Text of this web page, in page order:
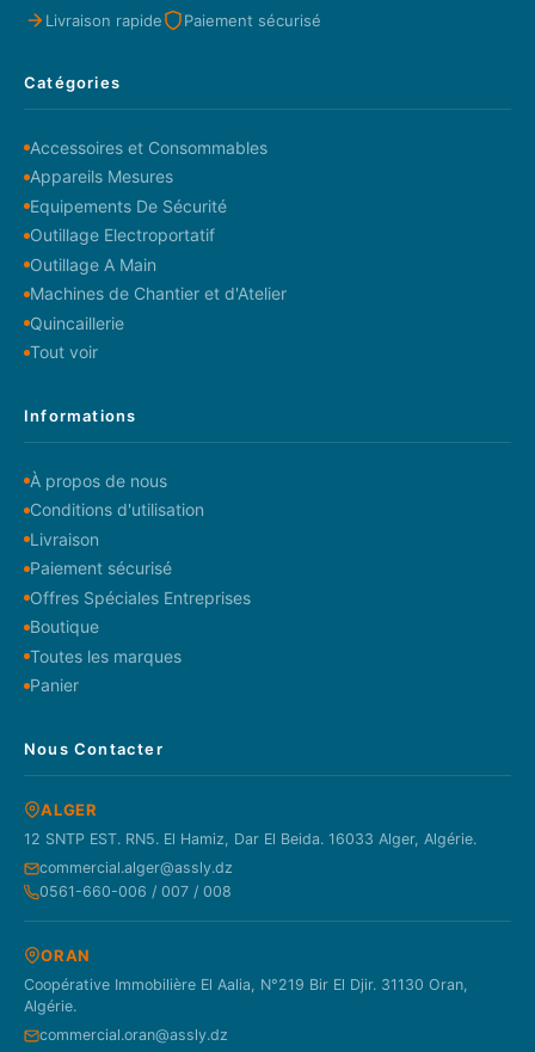
Livraison rapide Paiement sécurisé
Catégories
Accessoires et Consommables
Appareils Mesures
Equipements De Sécurité
Outillage Electroportatif
Outillage A Main
Machines de Chantier et d'Atelier
Quincaillerie
Tout voir
Informations
À propos de nous
Conditions d'utilisation
Livraison
Paiement sécurisé
Offres Spéciales Entreprises
Boutique
Toutes les marques
Panier
Nous Contacter
ALGER
12 SNTP EST. RN5. El Hamiz, Dar El Beida. 16033 Alger, Algérie.
commercial.alger@assly.dz
0561-660-006 / 007 / 008
ORAN
Coopérative Immobilière El Aalia, N°219 Bir El Djir. 31130 Oran,
Algérie.
commercial.oran@assly.dz